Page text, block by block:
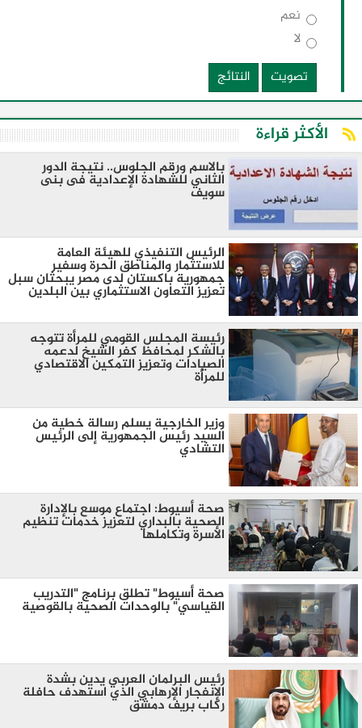
نعم
لا
تصويت
النتائج
الأكثر قراءة
بالاسم ورقم الجلوس.. نتيجة الدور
الثاني للشهادة الإعدادية فى بنى
سويف
الرئيس التنفيذي للهيئة العامة
للاستثمار والمناطق الحرة وسفير
جمهورية باكستان لدى مصر يبحثان سبل
تعزيز التعاون الاستثماري بين البلدين
رئيسة المجلس القومي للمرأة تتوجه
بالشكر لمحافظ كفر الشيخ لدعمه
الصيادات وتعزيز التمكين الاقتصادي
للمرأة
وزير الخارجية يسلم رسالة خطية من
السيد رئيس الجمهورية إلى الرئيس
التشادي
صحة أسيوط: اجتماع موسع بالإدارة
الصحية بالبداري لتعزيز خدمات تنظيم
الأسرة وتكاملها
صحة أسيوط" تطلق برنامج "التدريب
القياسي" بالوحدات الصحية بالقوصية
رئيس البرلمان العربي يدين بشدة
الإنفجار الإرهابي الذي استهدف حافلة
ركاب بريف دمشق